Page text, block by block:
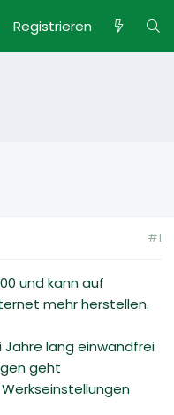
Registrieren
#1
und kann auf
mehr herstellen.
lang einwandfrei
geht